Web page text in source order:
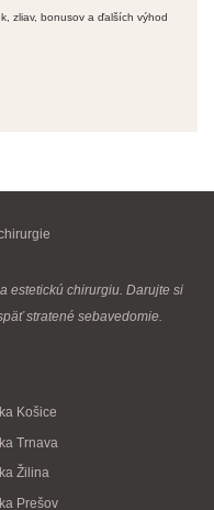
zliav, bonusov a ďalších výhod
estetickú chirurgiu. Darujte si
stratené sebavedomie.
Košice
Trnava
Žilina
Prešov